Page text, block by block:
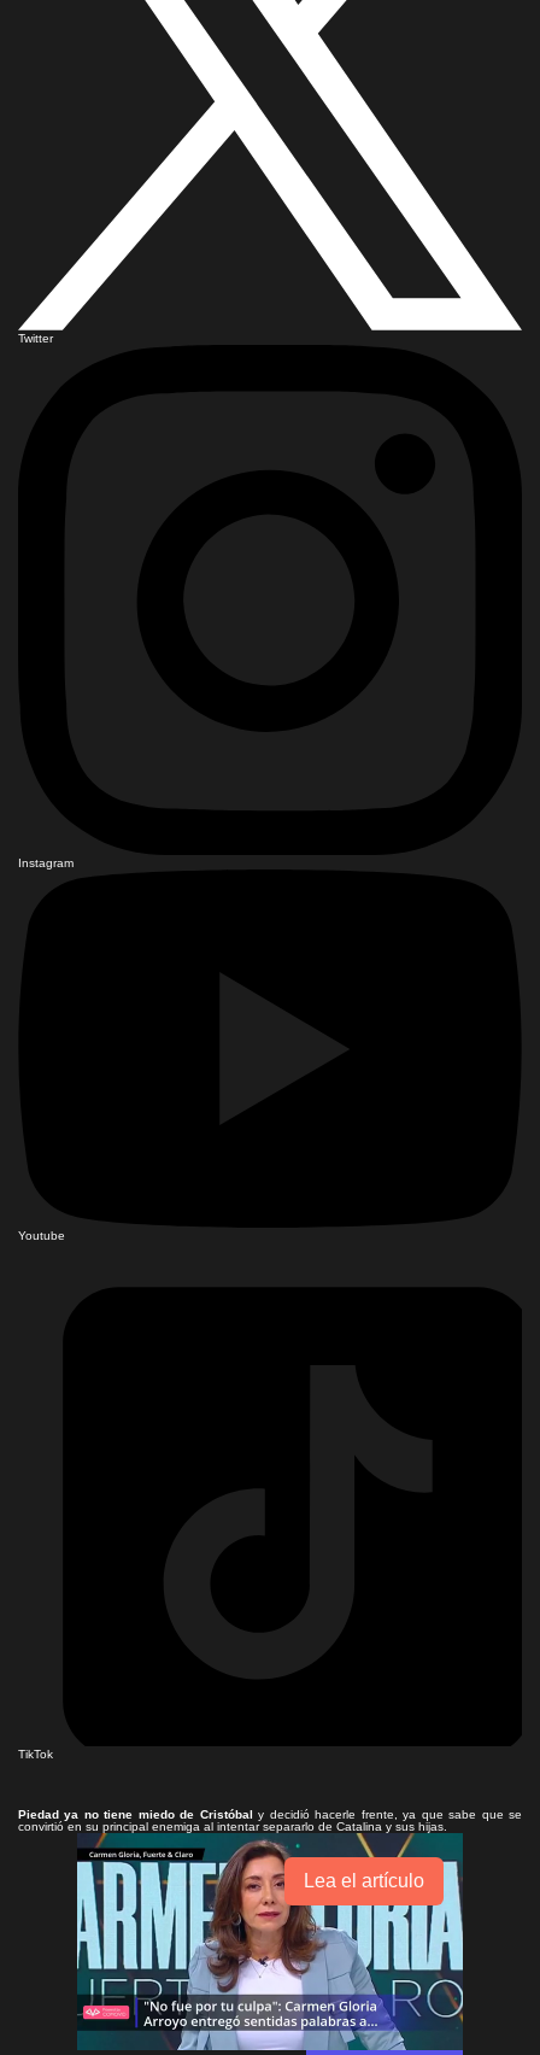
Twitter
Instagram
Youtube
TikTok
Piedad ya no tiene miedo de Cristóbal y decidió hacerle frente, ya que sabe que se
convirtió en su principal enemiga al intentar separarlo de Catalina y sus hijas.
Lea el artículo